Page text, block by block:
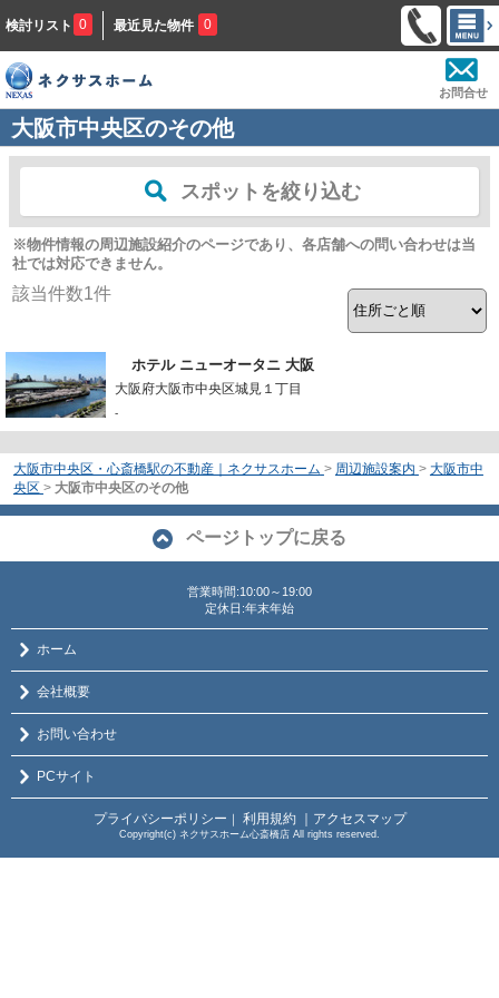
検討リスト 0 最近見た物件 0
お問合せ
大阪市中央区のその他
スポットを絞り込む
※物件情報の周辺施設紹介のページであり、各店舗への問い合わせは当
社では対応できません。
該当件数1件
ホテル ニューオータニ 大阪
大阪府大阪市中央区城見１丁目
-
大阪市中央区・心斎橋駅の不動産｜ネクサスホーム > 周辺施設案内 > 大阪市中
央区 > 大阪市中央区のその他
ページトップに戻る
営業時間:10:00～19:00
定休日:年末年始
ホーム
会社概要
お問い合わせ
PCサイト
プライバシーポリシー ｜ 利用規約 ｜アクセスマップ
Copyright(c) ネクサスホーム心斎橋店 All rights reserved.